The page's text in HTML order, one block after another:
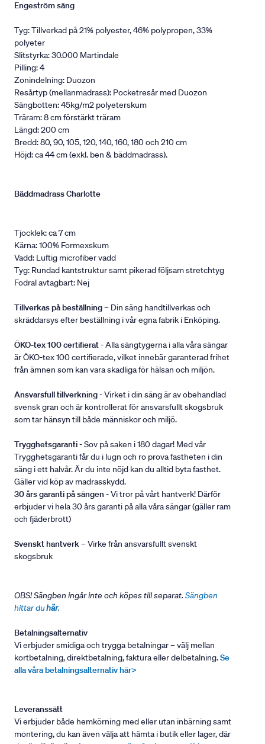
Engeström säng
Tyg: Tillverkad på 21% polyester, 46% polypropen, 33%
polyeter
Slitstyrka: 30.000 Martindale
Pilling: 4
Zonindelning: Duozon
Resårtyp (mellanmadrass): Pocketresår med Duozon
Sängbotten: 45kg/m2 polyeterskum
Träram: 8 cm förstärkt träram
Längd: 200 cm
Bredd: 80, 90, 105, 120, 140, 160, 180 och 210 cm
Höjd: ca 44 cm (exkl. ben & bäddmadrass).
Bäddmadrass Charlotte
Tjocklek: ca 7 cm
Kärna: 100% Formexskum
Vadd: Luftig microfiber vadd
Tyg: Rundad kantstruktur samt pikerad följsam stretchtyg
Fodral avtagbart: Nej
Tillverkas på beställning– Din säng handtillverkas och
skräddarsys efter beställning i vår egna fabrik i Enköping.
ÖKO-tex 100 certifierat- Alla sängtygerna i alla våra sängar
är ÖKO-tex 100 certifierade, vilket innebär garanterad frihet
från ämnen som kan vara skadliga för hälsan och miljön.
Ansvarsfull tillverkning- Virket i din säng är av obehandlad
svensk gran och är kontrollerat för ansvarsfullt skogsbruk
som tar hänsyn till både människor och miljö.
Trygghetsgaranti- Sov på saken i 180 dagar! Med vår
Trygghetsgaranti får du i lugn och ro prova fastheten i din
säng i ett halvår. Är du inte nöjd kan du alltid byta fasthet.
Gäller vid köp av madrasskydd.
30 års garanti på sängen - Vi tror på vårt hantverk! Därför
erbjuder vi hela 30 års garanti på alla våra sängar (gäller ram
och fjäderbrott)
Svenskt hantverk– Virke från ansvarsfullt svenskt
skogsbruk
OBS! Sängben ingår inte och köpes till separat. Sängben
hittar duhär.
Betalningsalternativ
Vi erbjuder smidiga och trygga betalningar – välj mellan
kortbetalning, direktbetalning, faktura eller delbetalning.Se
alla våra betalningsalternativ här>
Leveranssätt
Vi erbjuder både hemkörning med eller utan inbärning samt
montering, du kan även välja att hämta i butik eller lager, där